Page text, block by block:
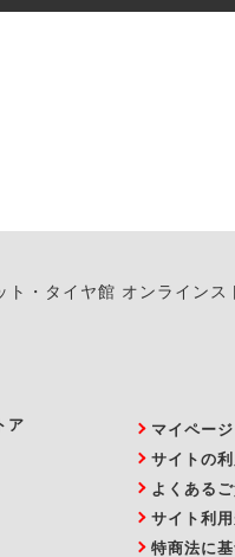
また、やむを得ない事由
ト・タイヤ館 オンラインス
ア
マイページ
サイトの
よくある
サイト利
特商法に